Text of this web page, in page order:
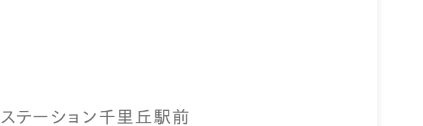
テーション千里丘駅前